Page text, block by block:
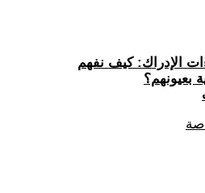
الإدراك: كيف نفهم
بعيونهم؟